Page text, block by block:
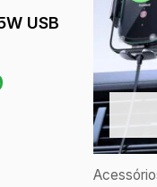
USB